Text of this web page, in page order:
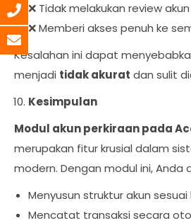
❌ Tidak melakukan review
❌ Memberi akses penuh ke
Kesalahan ini dapat
menjadi tidak akurat dan sulit
Kesimpulan
Modul akun perkiraan pada
merupakan fitur krusial dalam
modern. Dengan modul ini, Anda
Menyusun struktur akun
Mencatat transaksi secara